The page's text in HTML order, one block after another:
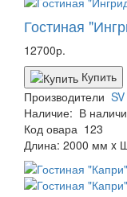
Гостиная
12700р.
Купить
Производители
Наличие: В
Код овара 123
Длина: 2000 мм x